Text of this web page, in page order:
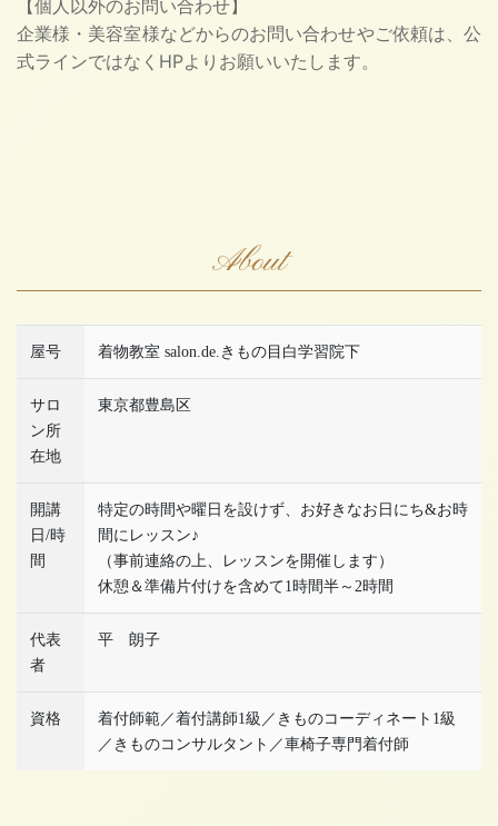
【個人以外のお問い合わせ】
企業様・美容室様などからのお問い合わせやご依頼は、公
式ラインではなくHPよりお願いいたします。
About
屋号 着物教室 salon.de.きもの目白学習院下
サロ
ン所
在地
東京都豊島区
開講
日/時
間
特定の時間や曜日を設けず、お好きなお日にち&お時
間にレッスン♪
（事前連絡の上、レッスンを開催します）
休憩＆準備片付けを含めて1時間半～2時間
代表
者
平 朗子
資格
着付師範／着付講師1級／きものコーディネート1級
／きものコンサルタント／車椅子専門着付師